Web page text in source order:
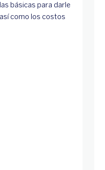
básicas para darle
como los costos